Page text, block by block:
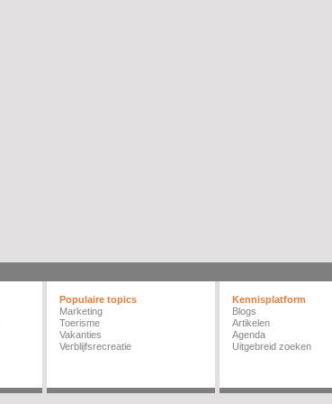
Populaire topics
Marketing
Toerisme
Vakanties
Verblijfsrecreatie
Kennisplatform
Blogs
Artikelen
Agenda
Uitgebreid zoeken